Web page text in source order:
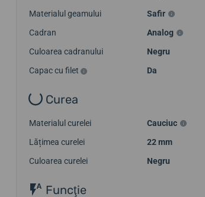
Materialul geamului
Safir
Cadran
Analog
Culoarea cadranului
Negru
Capac cu filet
Da
Curea
Materialul curelei
Cauciuc
Lățimea curelei
22 mm
Culoarea curelei
Negru
Funcţie